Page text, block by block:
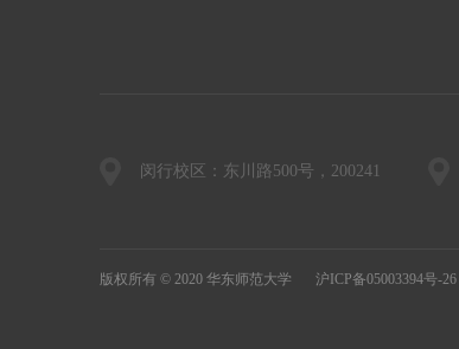
闵行校区：东川路500号，200241
版权所有 © 2020 华东师范大学 沪ICP备05003394号-26